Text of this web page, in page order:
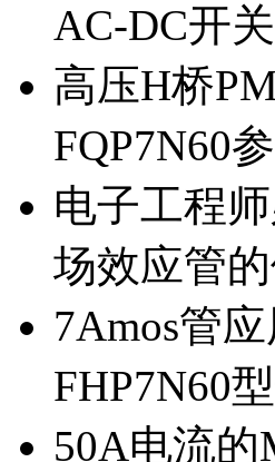
AC-DC开
高压H桥
FQP7N60
电子工程
场效应管的
7Amos管
FHP7N60
50A电流的